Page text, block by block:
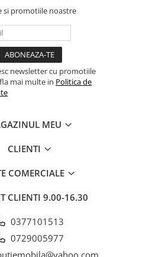
si promotiile noastre
newsletter cu promotiile
mai multe in Politica de
MEU
CLIENTI
COMERCIALE
CLIENTI 9.00-16.30
0377101513
0729005977